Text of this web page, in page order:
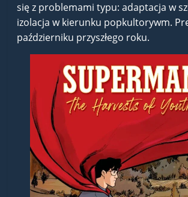
się z problemami typu: adaptacja w
izolacja w kierunku popkultorywm.
październiku przyszłego roku.